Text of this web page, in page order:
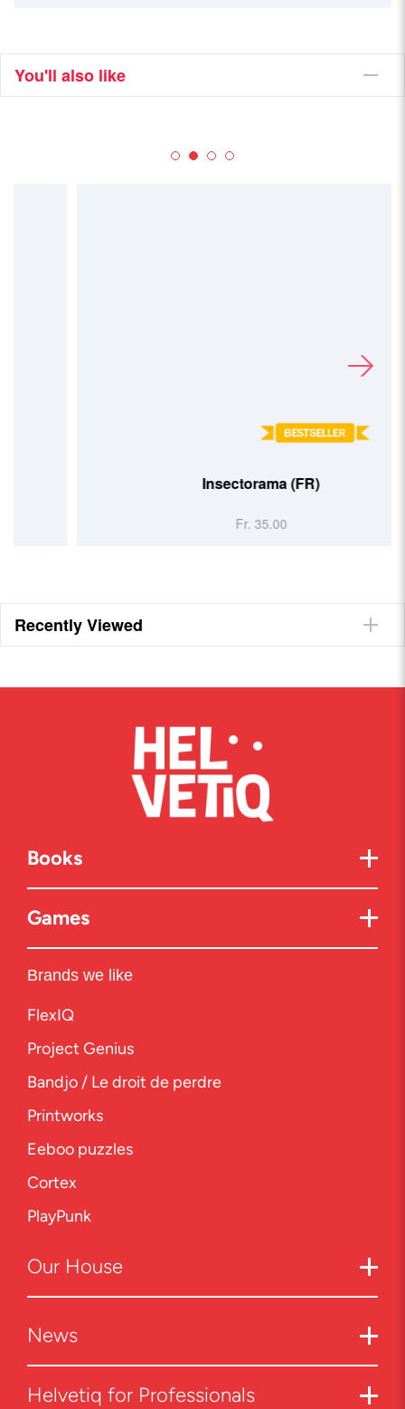
You'll also like
Insectorama (FR)
Recently Viewed
Books
Games
Brands we like
FlexIQ
Project Genius
Bandjo / Le droit de perdre
Printworks
Eeboo puzzles
Cortex
PlayPunk
Our House
News
Helvetiq for Professionals